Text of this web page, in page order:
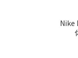
Nike